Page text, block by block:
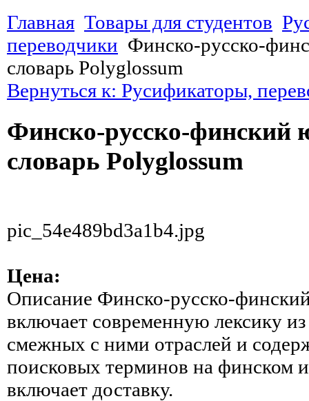
Главная Товары для студентов
переводчики Финско-русско-
словарь Polyglossum
Вернуться к: Русификаторы,
Финско-русско-финский
словарь Polyglossum
pic_54e489bd3a1b4.jpg
Цена:
Описание Финско-русско-
включает современную лексику
смежных с ними отраслей и
поисковых терминов на финском
включает доставку.